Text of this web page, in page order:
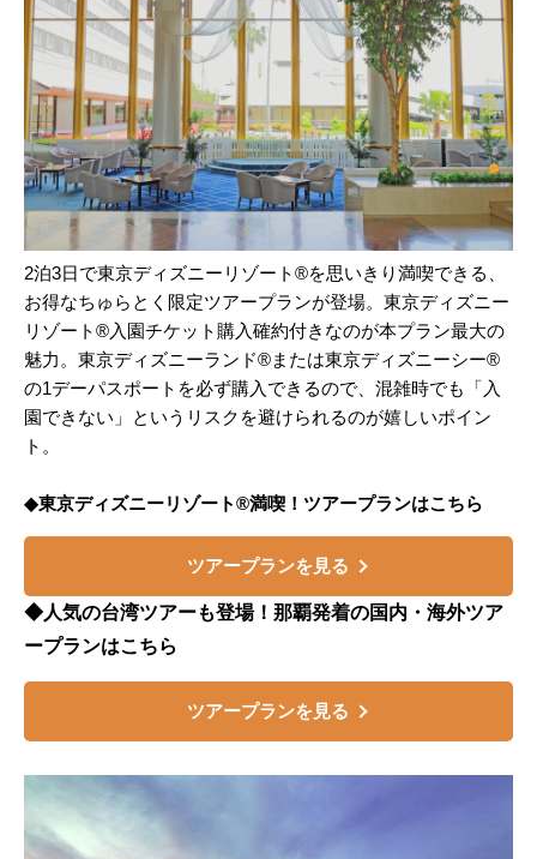
2泊3日で東京ディズニーリゾート®を思いきり満喫できる、
お得なちゅらとく限定ツアープランが登場。東京ディズニー
リゾート®入園チケット購入確約付きなのが本プラン最大の
魅力。東京ディズニーランド®または東京ディズニーシー®
の1デーパスポートを必ず購入できるので、混雑時でも「入
園できない」というリスクを避けられるのが嬉しいポイン
ト。
◆東京ディズニーリゾート®満喫！ツアープランはこちら
ツアープランを見る
◆人気の台湾ツアーも登場！那覇発着の国内・海外ツア
ープランはこちら
ツアープランを見る